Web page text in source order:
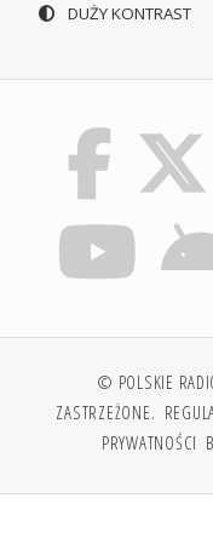
DUŻY KONTRAST
© POLSKIE
ZASTRZEŻONE.
PRYWATNOŚCI